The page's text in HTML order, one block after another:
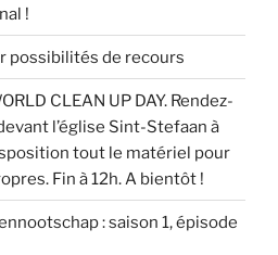
!
possibilités de recours
CLEAN UP DAY. Rendez-
l’église Sint-Stefaan à
tout le matériel pour
Fin à 12h. A bientôt !
: saison 1, épisode